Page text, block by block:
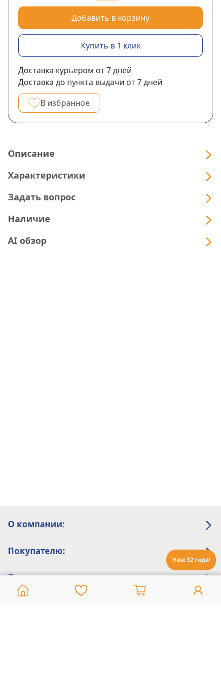
Нам 32 года!
Добавить в корзину
Купить в 1 клик
Доставка курьером от 7дней
Доставка до пункта выдачи от 7дней
В избранное
Описание
Характеристики
Задать вопрос
Наличие
AI обзор
О компании:
Покупателю:
Помощь: